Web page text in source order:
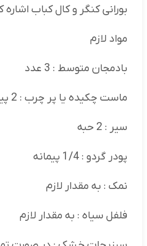
بورانی کنگر و کال کباب اشاره
مواد لازم
بادمجان متوسط : 3 عدد
ماست چکیده یا پر چرب : 2 پیمانه
سیر : 2 حبه
پودر گردو : 1/4 پیمانه
نمک : به مقدار لازم
فلفل سیاه : به مقدار لازم